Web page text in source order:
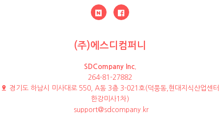
(주)에스디컴퍼니
SDCompany Inc.
264-81-27882
경기도 하남시 미사대로 550, A동 3층 3-021호(덕풍동,현대지식산업센터
한강미사1차)
support@sdcompany.kr